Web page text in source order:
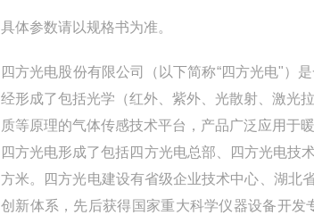
具体参数请以规格书为准。
四方光电股份有限公司（以下简称“四方光电"）
经形成了包括光学（红外、紫外、光散射、激光
质等原理的气体传感技术平台，产品广泛应用于
四方光电形成了包括四方光电总部、四方光电技
方米。四方光电建设有省级企业技术中心、湖北
创新体系，先后获得国家重大科学仪器设备开